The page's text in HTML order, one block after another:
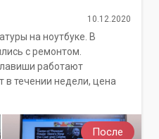
После
10.12.2020
на ноутбуке. В
с ремонтом.
работают
в течении недели, цена